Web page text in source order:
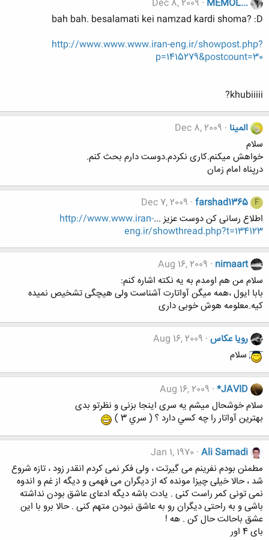
MEMOL...
Dec 8, 2009
bah bah. besalamati kei namzad kardi shoma? :D
http://www.www.www.iran-eng.ir/showpost.php?
p=1415279&postcount=30
khubiiiii?
المینا Dec 8, 2009
سلام
خواهش میکنم.کاری نکردم.دوست دارم بحث کنم.
درپناه امام زمان
F
farshad1365
Dec 7, 2009
اطلاع رسانی کن دوست عزیز ...http://www.www.iran-
eng.ir/showthread.php?t=134123
nimaart
Aug 16, 2009
سلام من هم اومدم به یه نکته اشاره کنم:
بابا ایول ،همه میگن آواتارت آشناست ولی هیچگی تشخیص نمیده
کیه.معلومه هوش خوبی داری
رویا عکاس Aug 16, 2009
سلام
*JAVID
Aug 16, 2009
سلام خوشحال میشم یه سری اینجا بزنی و نظرتو بدی
بهترين آواتار را چه كسي دارد ؟ ( سري 3 )
Ali Samadi
Jan 1, 1970
مطمئن بودم نفرینم می گیرتت ، ولی فکر نمی کردم انقدر زود ، تازه شروع
شد ، حالا خیلی چیزا مونده که از دیگران می فهمی و دیگه از غم و اندوه
نمی تونی کمر راست کنی . یادت باشه دیگه ادعای عاشق بودن نداشته
باشی و به راحتی دیگران رو به عاشق نبودن متهم کنی . حالا برو با این
عشق باحالت حال کن . هه !
بای 4 اور